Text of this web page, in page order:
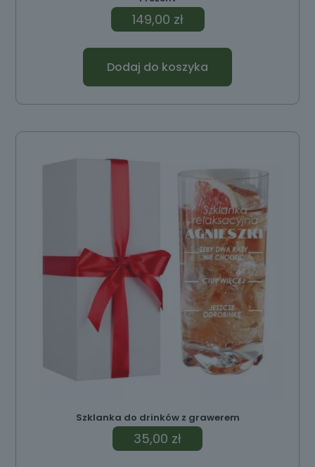
149,00 zł
Dodaj do koszyka
Szklanka do drinków z grawerem
35,00 zł